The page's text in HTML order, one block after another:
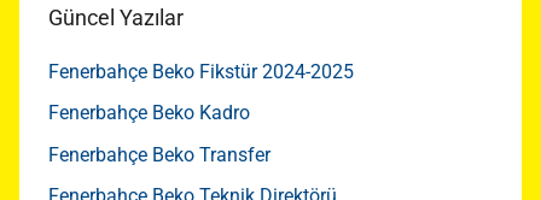
Güncel Yazılar
Fenerbahçe Beko Fikstür 2024-2025
Fenerbahçe Beko Kadro
Fenerbahçe Beko Transfer